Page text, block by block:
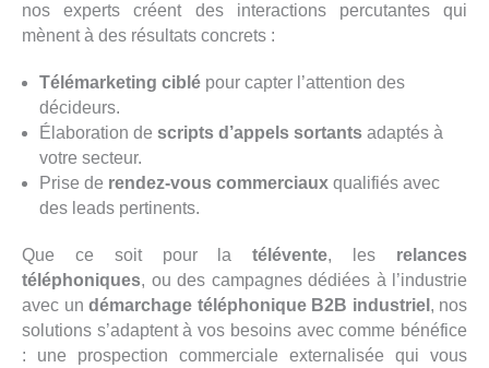
nos experts créent des interactions percutantes qui
mènent à des résultats concrets :
Télémarketing ciblépour capter l’attention des
décideurs.
Élaboration de scripts d’appels sortantsadaptés à
votre secteur.
Prise de rendez-vous commerciauxqualifiés avec
des leads pertinents.
Que ce soit pour latélévente, les relances
téléphoniques, ou des campagnes dédiées à l’industrie
avec un démarchage téléphonique B2B industriel , nos
solutions s’adaptent à vos besoins avec comme bénéfice
: une prospection commerciale externalisée qui vous